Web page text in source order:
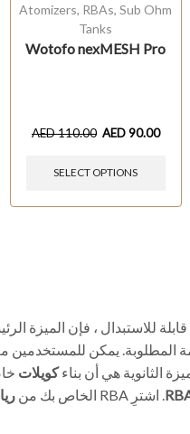
Atomizers, RBAs,Sub Ohm
Tanks
Wotofo nexMESH Pro
AED110.00 AED90.00
SELECT OPTIONS
قابلة للاستبدال ، فإن الميزة
المطلوبة. يمكن للمستخدمين
الثانوية هي أن بناءكويلات
. اشترِ RBA الخاص بك من